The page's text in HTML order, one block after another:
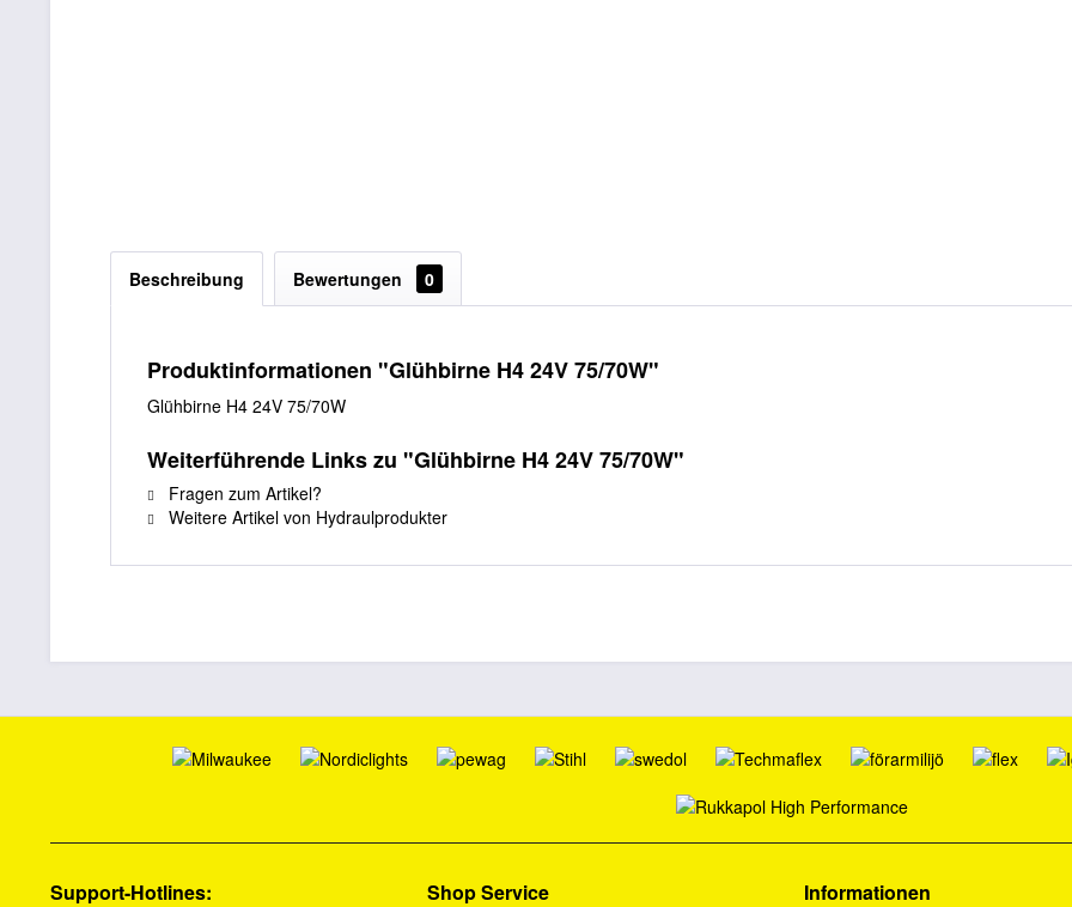
Beschreibung Bewertungen 0
Produktinformationen "Glühbirne H4 24V 75/70W"
Glühbirne H4 24V 75/70W
Weiterführende Links zu "Glühbirne H4 24V 75/70W"
Fragen zum Artikel?
Weitere Artikel von Hydraulprodukter
Support-Hotlines: Shop Service Informationen